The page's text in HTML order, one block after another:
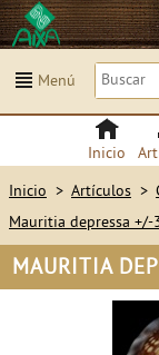
Menú
Inicio
Inicio > Artículos >
Mauritia depressa +/-
MAURITIA